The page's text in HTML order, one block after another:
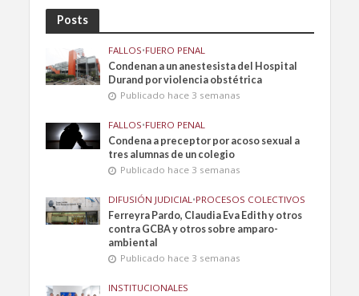
Posts
FALLOS•FUERO PENAL
Condenan a un anestesista del Hospital
Durand por violencia obstétrica
Publicado hace 3 semanas
FALLOS•FUERO PENAL
Condena a preceptor por acoso sexual a
tres alumnas de un colegio
Publicado hace 3 semanas
DIFUSIÓN JUDICIAL •PROCESOS COLECTIVOS
Ferreyra Pardo, Claudia Eva Edith y otros
contra GCBA y otros sobre amparo-
ambiental
Publicado hace 3 semanas
INSTITUCIONALES